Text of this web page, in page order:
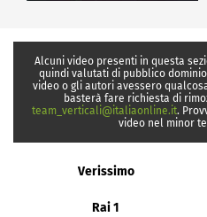
Alcuni video presenti in questa
quindi valutati di pubblico
video o gli autori avessero
basterà fare richiesta di
team_verticali@italiaonline.it.
video nel minor
Verissimo
Rai 1